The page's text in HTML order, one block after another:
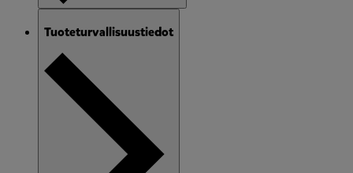
Tuoteturvallisuustiedot